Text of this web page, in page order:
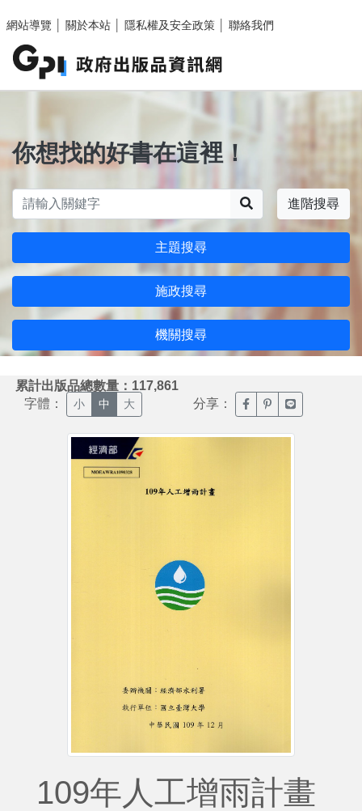
網站導覽
關於本站 隱私權及安全政策 聯絡我們
你想找的好書在這裡！
進階搜尋
主題搜尋
施政搜尋
機關搜尋
累計出版品總數量：117,861
字體： 小 中 大 分享： 臉書分享(另開新視窗)
噗浪分享(另開新
Line分享(另
109年人工增雨計畫